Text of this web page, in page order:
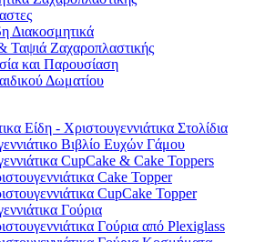
Διακοσμητικά
Ταψιά Ζαχαροπλαστικής
και Παρουσίαση
Δωματίου
Είδη - Χριστουγεννιάτικα Στολίδια
Βιβλίο Ευχών Γάμου
CupCake & Cake Toppers
Cake Topper
CupCake Topper
Γούρια
Γούρια από Plexiglass